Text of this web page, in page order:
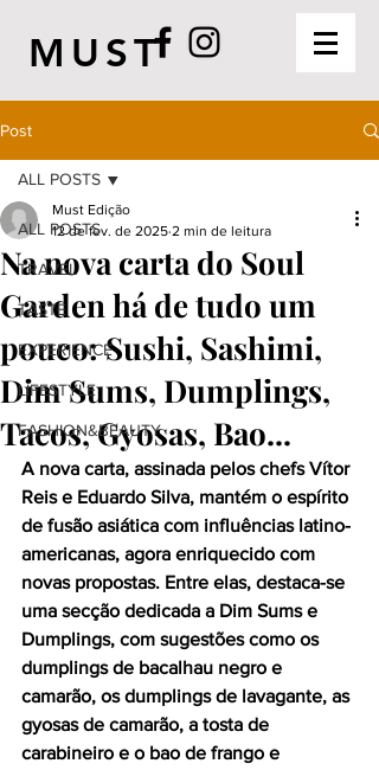
MUST
Post
ALL POSTS
TRAVEL
TASTE
EXPERIENCE
LIFESTYLE
FASHION&BEAUTY
ALL POSTS
Na nova carta do Soul
Garden há de tudo um
pouco: Sushi, Sashimi,
Dim Sums, Dumplings,
Tacos, Gyosas, Bao...
Must Edição
12 de fev. de 2025 2 min de leitura
A nova carta, assinada pelos chefs Vítor
Reis e Eduardo Silva, mantém o espírito
de fusão asiática com influências latino-
americanas, agora enriquecido com
novas propostas. Entre elas, destaca-se
uma secção dedicada a Dim Sums e
Dumplings, com sugestões como os
dumplings de bacalhau negro e
camarão, os dumplings de lavagante, as
gyosas de camarão, a tosta de
carabineiro e o bao de frango e